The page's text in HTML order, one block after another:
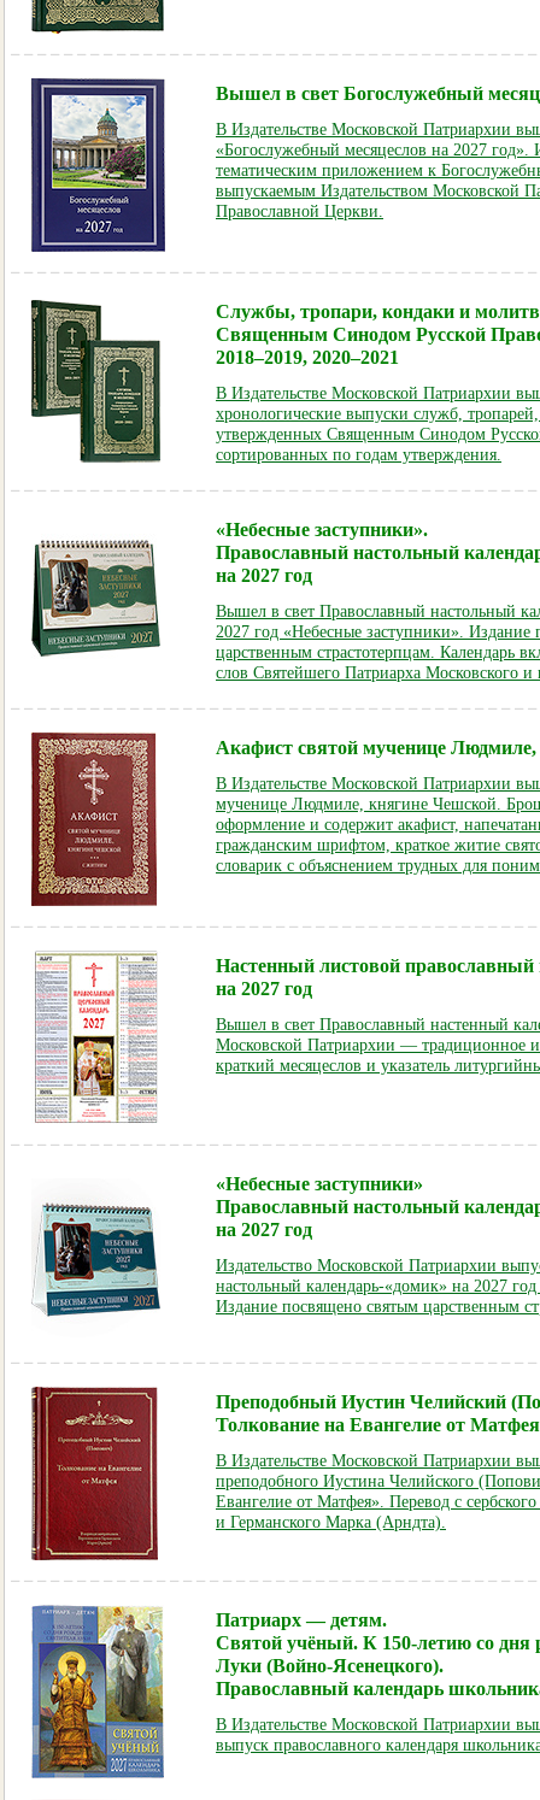
Вышел в свет Богослужебный
В Издательстве Московской Патриархии
«Богослужебный месяцеслов на 2027 год».
тематическим приложением к
выпускаемым Издательством Московской
Православной Церкви.
Службы, тропари, кондаки и
Священным Синодом Русской
2018–2019, 2020–2021
В Издательстве Московской Патриархии
хронологические выпуски служб,
утвержденных Священным Синодом
сортированных по годам утверждения.
«Небесные заступники».
Православный настольный
на 2027 год
Вышел в свет Православный настольный
2027 год «Небесные заступники». Издание
царственным страстотерпцам. Календарь
слов Святейшего Патриарха Московского и
Акафист святой мученице
В Издательстве Московской Патриархии
мученице Людмиле, княгине Чешской.
оформление и содержит акафист,
гражданским шрифтом, краткое житие
словарик с объяснением трудных для
Настенный листовой
на 2027 год
Вышел в свет Православный настенный
Московской Патриархии — традиционное
краткий месяцеслов и указатель
«Небесные заступники»
Православный настольный
на 2027 год
Издательство Московской Патриархии
настольный календарь-«домик» на 2027
Издание посвящено святым царственным
Преподобный Иустин Челийский
Толкование на Евангелие от Матфея
В Издательстве Московской Патриархии
преподобного Иустина Челийского
Евангелие от Матфея». Перевод с
и Германского Марка (Арндта).
Патриарх — детям.
Святой учёный. К 150-летию со дня
Луки (Войно-Ясенецкого).
Православный календарь
В Издательстве Московской Патриархии
выпуск православного календаря